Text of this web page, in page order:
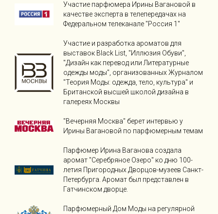
Участие парфюмера Ирины Вагановой в
качестве эксперта в телепередачах на
Федеральном телеканале "Россия 1"
Участие и разработка ароматов для
выставок Black List, "Иллюзия Обуви",
"Дизайн как перевод или Литературные
одежды моды", организованных Журналом
"Теория Моды: одежда, тело, культура" и
Британской высшей школой дизайна в
галереях Москвы
"Вечерняя Москва" берет интервью у
Ирины Вагановой по парфюмерным темам
Парфюмер Ирина Ваганова создала
аромат "Серебряное Озеро" ко дню 100-
летия Пригородных Дворцов-музеев Санкт-
Петербурга. Аромат был представлен в
Гатчинском дворце.
Парфюмерный Дом Моды на регулярной